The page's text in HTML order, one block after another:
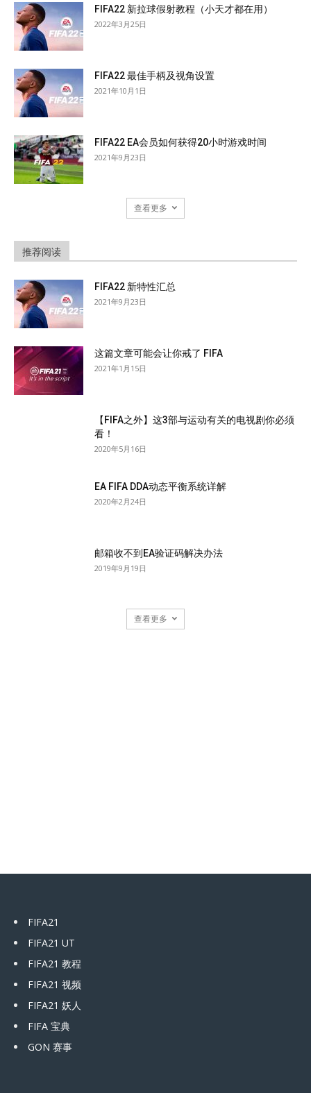
FIFA22 新拉球假射教程（小天才都在用）
2022年3月25日
FIFA22 最佳手柄及视角设置
2021年10月1日
FIFA22 EA会员如何获得20小时游戏时间
2021年9月23日
查看更多
推荐阅读
FIFA22 新特性汇总
2021年9月23日
这篇文章可能会让你戒了 FIFA
2021年1月15日
【FIFA之外】这3部与运动有关的电视剧你必须
看！
2020年5月16日
EA FIFA DDA动态平衡系统详解
2020年2月24日
邮箱收不到EA验证码解决办法
2019年9月19日
查看更多
FIFA21
FIFA21 UT
FIFA21 教程
FIFA21 视频
FIFA21 妖人
FIFA 宝典
GON 赛事